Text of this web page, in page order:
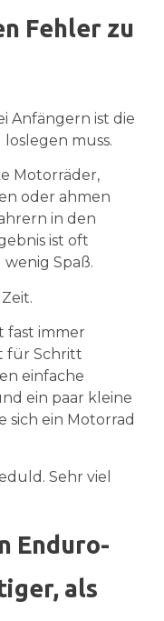
Fehler zu
Anfängern ist die
muss.
Motorräder,
oder ahmen
in den
ist oft
Spaß.
fast immer
für Schritt
einfache
ein paar kleine
sich ein Motorrad
Sehr viel
Enduro-
als